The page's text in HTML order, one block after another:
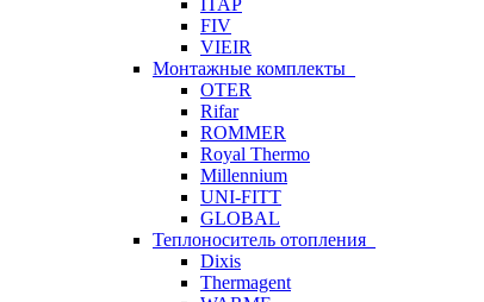
ITAP
FIV
VIEIR
Монтажные комплекты
OTER
Rifar
ROMMER
Royal Thermo
Millennium
UNI-FITT
GLOBAL
Теплоноситель отопления
Dixis
Thermagent